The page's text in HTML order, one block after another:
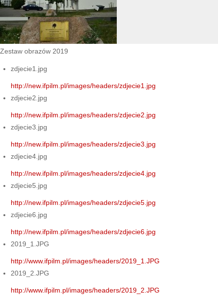
Zestaw obrazów 2019
zdjecie1.jpg
http://new.ifpilm.pl/images/headers/zdjecie1.jpg
zdjecie2.jpg
http://new.ifpilm.pl/images/headers/zdjecie2.jpg
zdjecie3.jpg
http://new.ifpilm.pl/images/headers/zdjecie3.jpg
zdjecie4.jpg
http://new.ifpilm.pl/images/headers/zdjecie4.jpg
zdjecie5.jpg
http://new.ifpilm.pl/images/headers/zdjecie5.jpg
zdjecie6.jpg
http://new.ifpilm.pl/images/headers/zdjecie6.jpg
2019_1.JPG
http://www.ifpilm.pl/images/headers/2019_1.JPG
2019_2.JPG
http://www.ifpilm.pl/images/headers/2019_2.JPG